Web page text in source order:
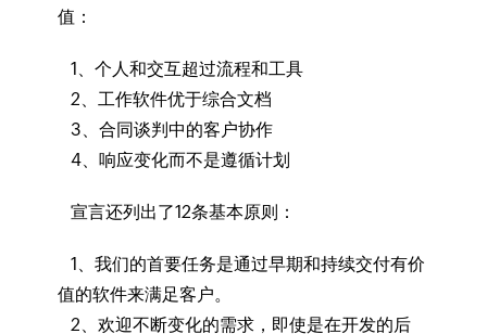
值：
1、个人和交互超过流程和工具
2、工作软件优于综合文档
3、合同谈判中的客户协作
4、响应变化而不是遵循计划
宣言还列出了12条基本原则：
1、我们的首要任务是通过早期和持续交付有价
值的软件来满足客户。
2、欢迎不断变化的需求，即使是在开发的后